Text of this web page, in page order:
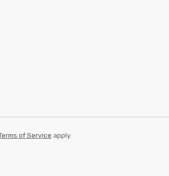
of Service apply.